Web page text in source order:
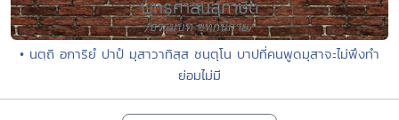
• นตฺถิ อการิยํ ปาปํ มุสาวาทิสฺส ชนฺตุโน บาปที่คนพูดมุสาจะไม่พึงทำ
ย่อมไม่มี